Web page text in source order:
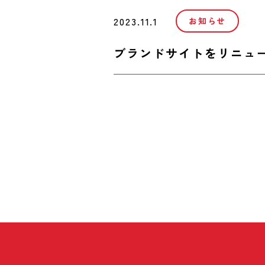
2023.11.1 お知らせ
ブランドサイトをリニュ